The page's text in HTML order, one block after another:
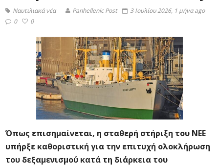
Ναυτιλιακά νέα Panhellenic Post
3 Ιουλίου 2026, 1 μήνα ago
0
0
Όπως επισημαίνεται, η σταθερή στήριξη του ΝΕΕ
υπήρξε καθοριστική για την επιτυχή ολοκλήρωση
του δεξαμενισμού κατά τη διάρκεια του